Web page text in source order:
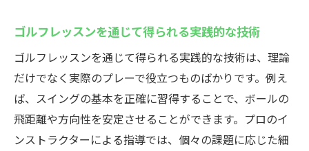
ン方法
最新技術を取り入れたゴルフレッスン
革新的な練習方法で楽しく学ぶ
テクノロジーを活用したゴルフ技術の習得
新しいスキルを学ぶ楽しさと価値
革新を続けるゴルフレッスンの魅力
ゴルフレッスンを通じて得られる実践的な技術
ゴルフレッスンを通じて得られる実践的な技術は、理論
だけでなく実際のプレーで役立つものばかりです。例え
ば、スイングの基本を正確に習得することで、ボールの
飛距離や方向性を安定させることができます。プロのイ
ンストラクターによる指導では、個々の課題に応じた細